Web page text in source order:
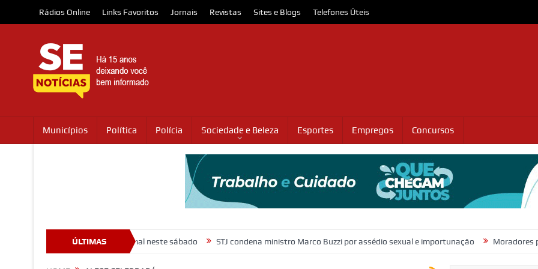
Rádios Online Links Favoritos Jornais Revistas Sites e Blogs Telefones Úteis
Municípios Política Polícia Sociedade e Beleza Esportes Empregos Concursos
ÚLTIMAS
ação de adoção animal neste sábado STJ condena ministro Marco Buzzi por assédio sexual e importunação Moradores protestam e